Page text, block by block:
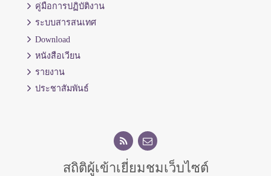
คู่มือการปฏิบัติงาน
ระบบสารสนเทศ
Download
หนังสือเวียน
รายงาน
ประชาสัมพันธ์
สถิติผู้เข้าเยี่ยมชมเว็บไซต์